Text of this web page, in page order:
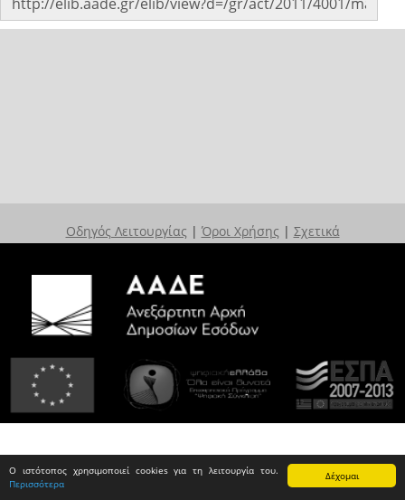
Δέχομαι
Ο ιστότοπος χρησιμοποιεί cookies για τη λειτουργία του.
Περισσότερα
Οδηγός Λειτουργίας | Όροι Χρήσης | Σχετικά